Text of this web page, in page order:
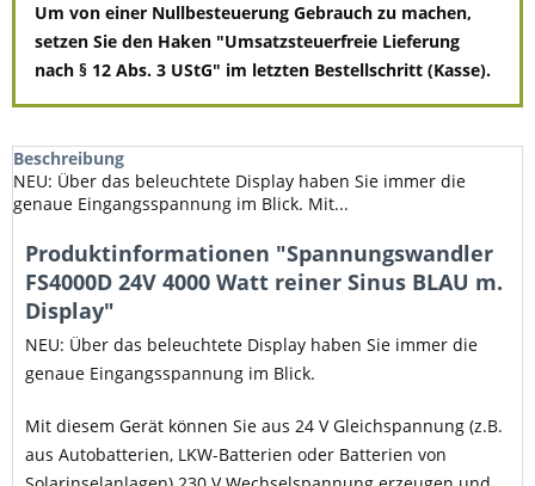
Um von einer Nullbesteuerung Gebrauch zu machen,
setzen Sie den Haken "Umsatzsteuerfreie Lieferung
nach § 12 Abs. 3 UStG" im letzten Bestellschritt (Kasse).
Beschreibung
NEU: Über das beleuchtete Display haben Sie immer die
genaue Eingangsspannung im Blick. Mit...
Produktinformationen "Spannungswandler
FS4000D 24V 4000 Watt reiner Sinus BLAU m.
Display"
NEU: Über das beleuchtete Display haben Sie immer die
genaue Eingangsspannung im Blick.
Mit diesem Gerät können Sie aus 24 V Gleichspannung (z.B.
aus Autobatterien, LKW-Batterien oder Batterien von